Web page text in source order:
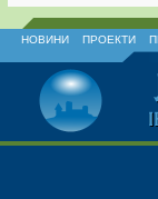
НОВИНИ ПРОЕКТИ